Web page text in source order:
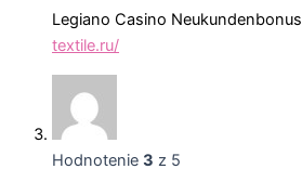
Legiano Casino Neukundenbonus
textile.ru/
Hodnotenie 3 z 5